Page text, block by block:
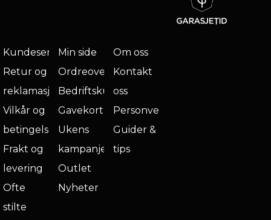
Kundeservice
Retur og
reklamasjon
Vilkår og
betingelser
Frakt og
levering
Ofte
stilte
Min side
Ordreoversikt
Bedriftskunde
Gavekort
Ukens
kampanje
Outlet
Nyheter
Om oss
Kontakt
oss
Personvern
Guider &
tips